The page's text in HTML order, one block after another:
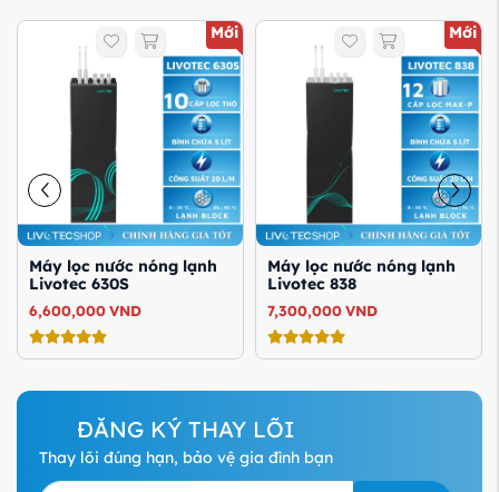
Mới
Máy lọc nước nóng lạnh
Livotec 630S
6,600,000VND
Mới
Máy lọc nước nóng lạnh
Livotec 838
7,300,000VND
ĐĂNG KÝ THAY LÕI
Thay lõi đúng hạn, bảo vệ gia đình bạn